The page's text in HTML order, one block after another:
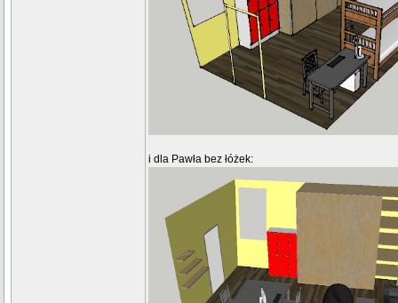
i dla Pawła bez łóżek: